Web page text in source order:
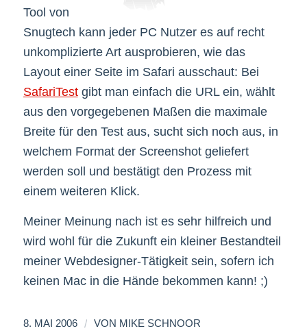
Tool von
Snugtech kann jeder PC Nutzer es auf recht
unkomplizierte Art ausprobieren, wie das
Layout einer Seite im Safari ausschaut: Bei
SafariTestgibt man einfach die URL ein, wählt
aus den vorgegebenen Maßen die maximale
Breite für den Test aus, sucht sich noch aus, in
welchem Format der Screenshot geliefert
werden soll und bestätigt den Prozess mit
einem weiteren Klick.
Meiner Meinung nach ist es sehr hilfreich und
wird wohl für die Zukunft ein kleiner Bestandteil
meiner Webdesigner-Tätigkeit sein, sofern ich
keinen Mac in die Hände bekommen kann! ;)
8. MAI 2006 / VON MIKE SCHNOOR